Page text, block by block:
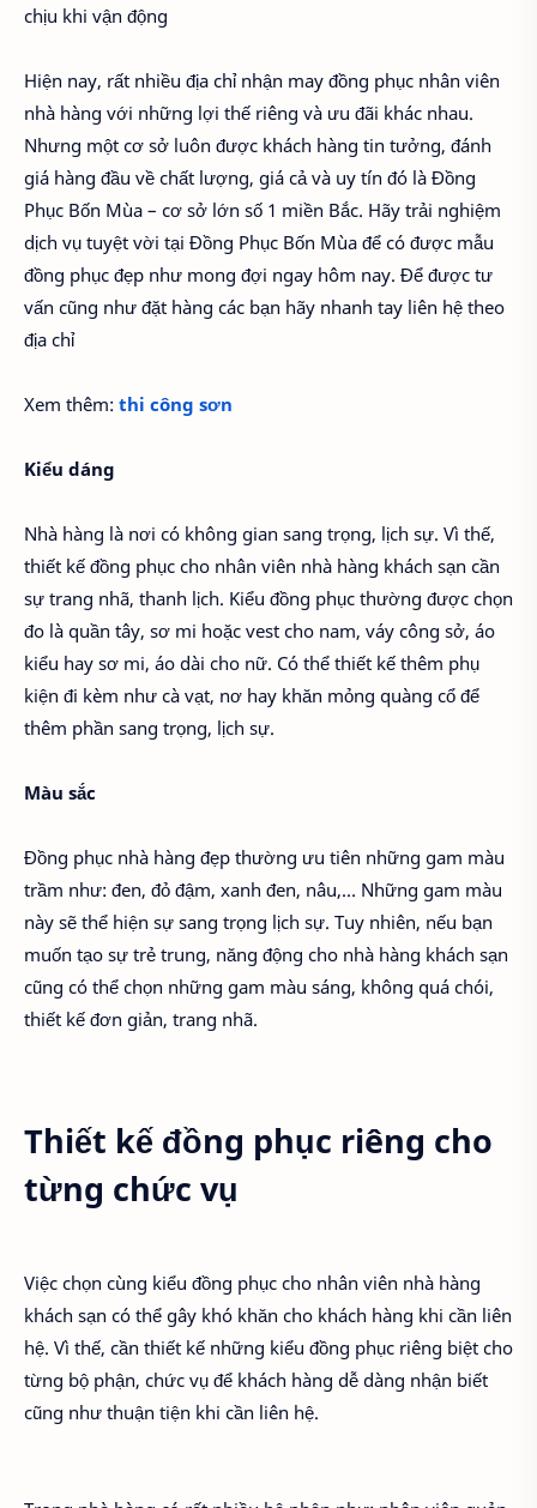
chịu khi vận động
Hiện nay, rất nhiều địa chỉ nhận may đồng phục nhân viên
nhà hàng với những lợi thế riêng và ưu đãi khác nhau.
Nhưng một cơ sở luôn được khách hàng tin tưởng, đánh
giá hàng đầu về chất lượng, giá cả và uy tín đó là Đồng
Phục Bốn Mùa – cơ sở lớn số 1 miền Bắc. Hãy trải nghiệm
dịch vụ tuyệt vời tại Đồng Phục Bốn Mùa để có được mẫu
đồng phục đẹp như mong đợi ngay hôm nay. Để được tư
vấn cũng như đặt hàng các bạn hãy nhanh tay liên hệ theo
địa chỉ
Xem thêm: thi công sơn
Kiểu dáng
Nhà hàng là nơi có không gian sang trọng, lịch sự. Vì thế,
thiết kế đồng phục cho nhân viên nhà hàng khách sạn cần
sự trang nhã, thanh lịch. Kiểu đồng phục thường được chọn
đo là quần tây, sơ mi hoặc vest cho nam, váy công sở, áo
kiểu hay sơ mi, áo dài cho nữ. Có thể thiết kế thêm phụ
kiện đi kèm như cà vạt, nơ hay khăn mỏng quàng cổ để
thêm phần sang trọng, lịch sự.
Màu sắc
Đồng phục nhà hàng đẹp thường ưu tiên những gam màu
trầm như: đen, đỏ đậm, xanh đen, nâu,… Những gam màu
này sẽ thể hiện sự sang trọng lịch sự. Tuy nhiên, nếu bạn
muốn tạo sự trẻ trung, năng động cho nhà hàng khách sạn
cũng có thể chọn những gam màu sáng, không quá chói,
thiết kế đơn giản, trang nhã.
Thiết kế đồng phục riêng cho
từng chức vụ
Việc chọn cùng kiểu đồng phục cho nhân viên nhà hàng
khách sạn có thể gây khó khăn cho khách hàng khi cần liên
hệ. Vì thế, cần thiết kế những kiểu đồng phục riêng biệt cho
từng bộ phận, chức vụ để khách hàng dễ dàng nhận biết
cũng như thuận tiện khi cần liên hệ.